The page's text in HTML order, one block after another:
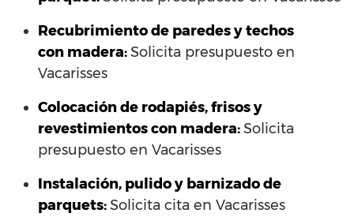
Recubrimiento de paredes y techos
con madera:Solicita presupuesto en
Vacarisses
Colocación de rodapiés, frisos y
revestimientos con madera:Solicita
presupuesto en Vacarisses
Instalación, pulido y barnizado de
parquets:Solicita cita en Vacarisses